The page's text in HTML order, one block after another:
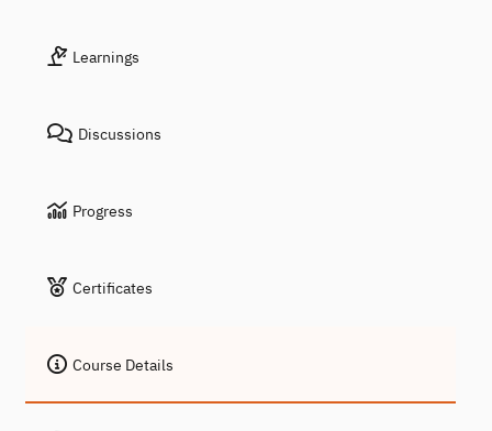
Learnings
Discussions
Progress
Certificates
Course Details